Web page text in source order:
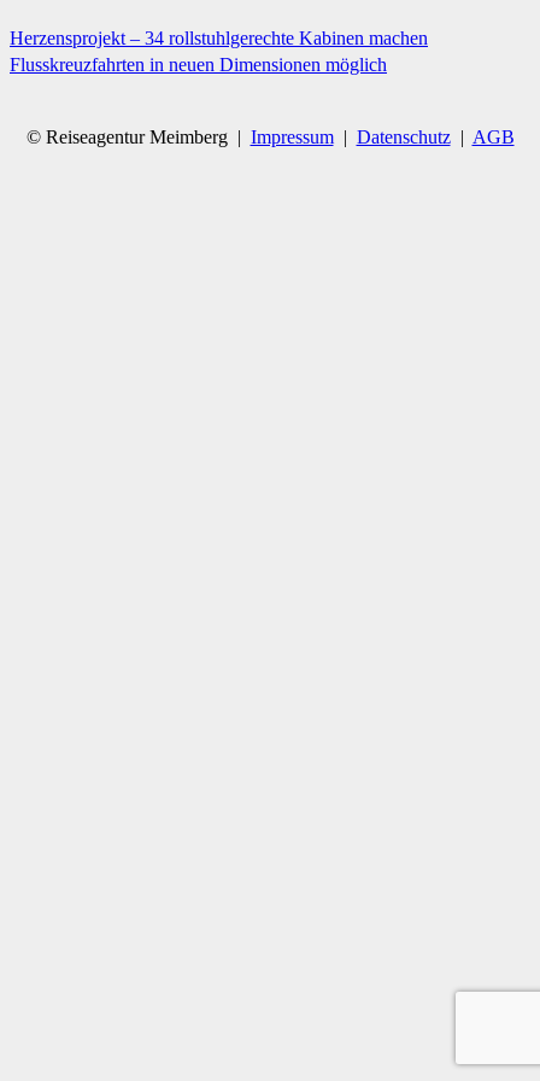
Herzensprojekt – 34 rollstuhlgerechte Kabinen machen
Flusskreuzfahrten in neuen Dimensionen möglich
© Reiseagentur Meimberg | Impressum| Datenschutz| AGB